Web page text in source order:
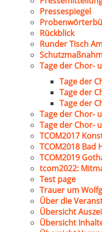
Pressespiegel
Rückblick
Runder Tisch
Tage der Chor-
Tage der
Tage der
Tage der
Tage der Chor-
Tage der Chor-
TCOM2017
TCOM2018 Bad
TCOM2019
tcom2022:
Test page
Trauer um
Über die
Übersicht
Übersicht